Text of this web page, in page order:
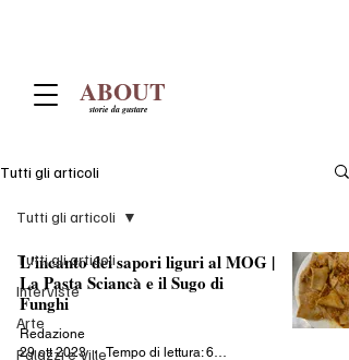
ABOUT
storie da gustare
Tutti gli articoli
Tutti gli articoli
Interviste
Arte
Palazzi e Ville
Tutti gli articoli
L'incanto dei sapori liguri al MOG |
La Pasta Sciancà e il Sugo di
Funghi
Redazione
29 ott 2023